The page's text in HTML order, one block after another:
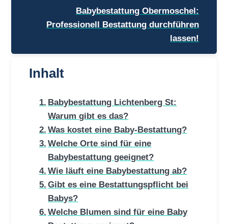
Babybestattung Obermoschel:
Professionell Bestattung durchführen
lassen!
Inhalt
Babybestattung Lichtenberg St:
Warum gibt es das?
Was kostet eine Baby-Bestattung?
Welche Orte sind für eine
Babybestattung geeignet?
Wie läuft eine Babybestattung ab?
Gibt es eine Bestattungspflicht bei
Babys?
Welche Blumen sind für eine Baby